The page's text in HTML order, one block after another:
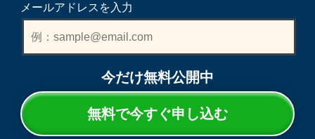
メールアドレスを入力
今だけ無料公開中
無料で今すぐ申し込む